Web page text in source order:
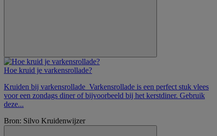
Hoe kruid je varkensrollade?
Kruiden bij varkensrollade Varkensrollade is een perfect stuk vlees
voor een zondags diner of bijvoorbeeld bij het kerstdiner. Gebruik
deze...
Bron: Silvo Kruidenwijzer